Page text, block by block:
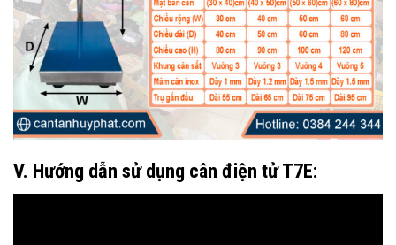
V. Hướng dẫn sử dụng cân điện tử T7E: